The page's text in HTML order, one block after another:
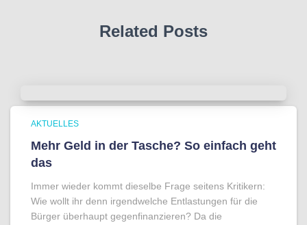
Related Posts
AKTUELLES
Mehr Geld in der Tasche? So einfach geht
das
Immer wieder kommt dieselbe Frage seitens Kritikern:
Wie wollt ihr denn irgendwelche Entlastungen für die
Bürger überhaupt gegenfinanzieren? Da die